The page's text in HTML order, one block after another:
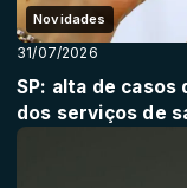
Novidades
31/07/2026
SP: alta de casos
dos serviços de